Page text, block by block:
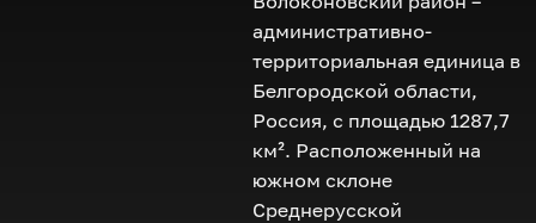
административно-
территориальная единица в
Белгородской области,
Россия, с площадью 1287,7
км². Расположенный на
южном склоне
Среднерусской